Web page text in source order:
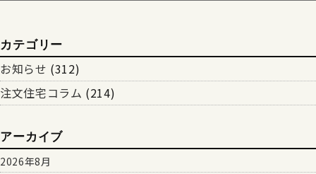
カテゴリー
お知らせ (312)
注文住宅コラム (214)
アーカイブ
2026年8月